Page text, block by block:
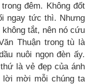
đêm. Không đốt
ngay tức thì. Nhưng
tắt, nên nó cứu
Thuận trong tù là
nuôi ngọn đèn ấy.
là vẻ đẹp của ánh
mời mỗi chúng ta